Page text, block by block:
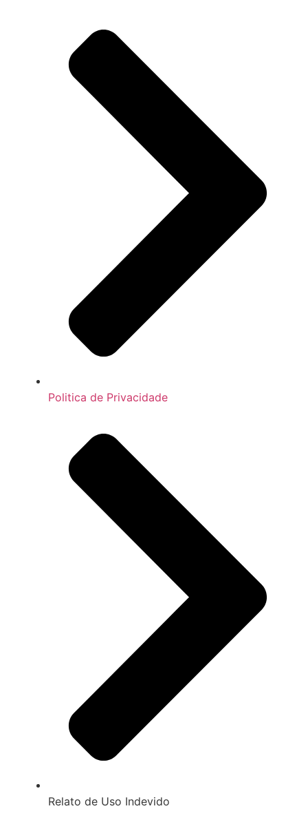
Politica de Privacidade
Relato de Uso Indevido